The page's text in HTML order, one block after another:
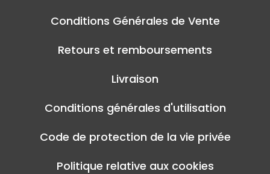
Conditions Générales de Vente
Retours et remboursements
Livraison
Conditions générales d'utilisation
Code de protection de la vie privée
Politique relative aux cookies